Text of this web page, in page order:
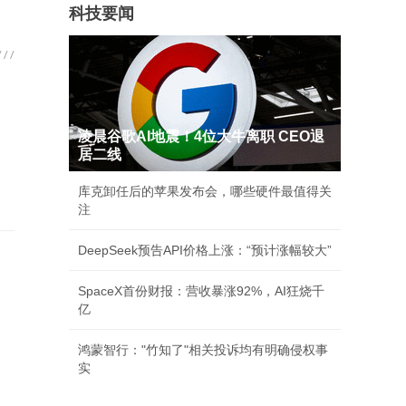
科技要闻
凌晨谷歌AI地震！4位大牛离职 CEO退
居二线
库克卸任后的苹果发布会，哪些硬件最值得关
注
DeepSeek预告API价格上涨：“预计涨幅较大”
SpaceX首份财报：营收暴涨92%，AI狂烧千
亿
鸿蒙智行："竹知了"相关投诉均有明确侵权事
实